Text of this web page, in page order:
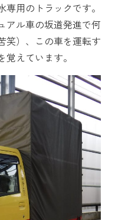
用のトラックです。
アル車の坂道発進で何
笑）、この車を運転す
えています。